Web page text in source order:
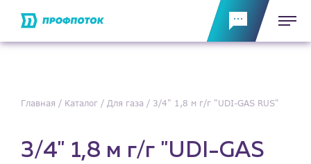
Главная Каталог Для газа 3/4" 1,8 м г/г "UDI-GAS RUS"
3/4" 1,8 м г/г "UDI-GAS